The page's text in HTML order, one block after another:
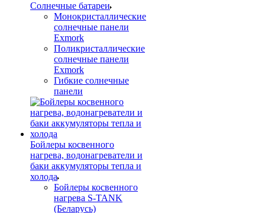
Солнечные батареи
Монокристаллические
солнечные панели
Exmork
Поликристаллические
солнечные панели
Exmork
Гибкие солнечные
панели
Бойлеры косвенного
нагрева, водонагреватели и
баки аккумуляторы тепла и
холода
Бойлеры косвенного
нагрева S-TANK
(Беларусь)